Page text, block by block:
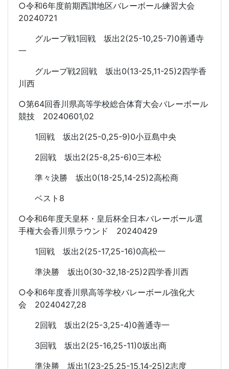
○令和6年度前期西讃地区バレーボール練習大会
20240721
グループ戦1回戦 坂出2(25-10,25-7)0善通寺
一
グループ戦2回戦 坂出0(13-25,11-25)2四学香
川西
○第64回香川県高等学校総合体育大会バレーボール
競技 20240601,02
1回戦 坂出2(25-0,25-9)0小豆島中央
2回戦 坂出2(25-8,25-6)0三本松
準々決勝 坂出0(18-25,14-25)2高松商
ベスト8
○令和6年度天皇杯・皇后杯全日本バレーボール選
手権大会香川県ラウンド 20240429
1回戦 坂出2(25-17,25-16)0高松一
準決勝 坂出0(30-32,18-25)2四学香川西
○令和6年度香川県高等学校バレーボール強化大
会 20240427,28
2回戦 坂出2(25-3,25-4)0善通寺一
3回戦 坂出2(25-16,25-11)0坂出商
準決勝 坂出1(23-25,25-15,14-25)2志度